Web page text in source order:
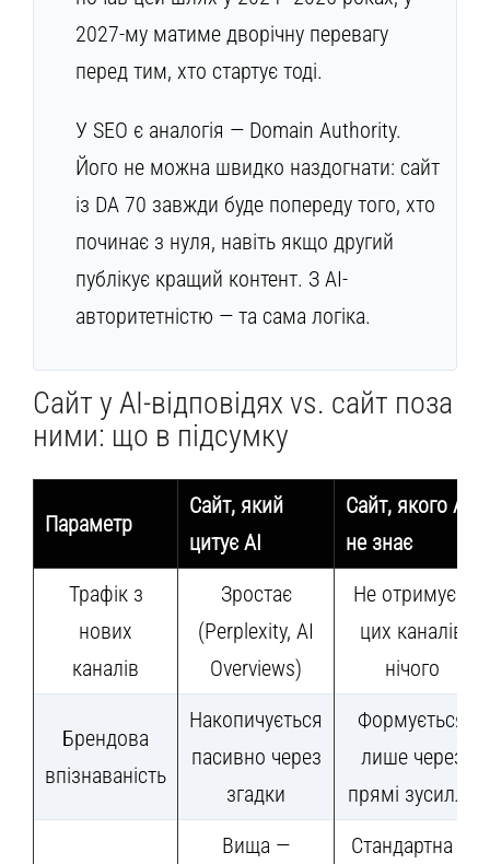
2027-му матиме дворічну перевагу
перед тим, хто стартує тоді.
У SEO є аналогія — Domain Authority.
Його не можна швидко наздогнати: сайт
із DA 70 завжди буде попереду того, хто
починає з нуля, навіть якщо другий
публікує кращий контент. З AI-
авторитетністю — та сама логіка.
Сайт у AI-відповідях vs. сайт поза
ними: що в підсумку
Параметр
Сайт, який
цитує AI
Сайт, якого AI
не знає
Трафік з
нових
каналів
Зростає
(Perplexity, AI
Overviews)
Не отримує з
цих каналів
нічого
Брендова
впізнаваність
Накопичується
пасивно через
згадки
Формується
лише через
прямі зусилля
Вища —
Стандартна —